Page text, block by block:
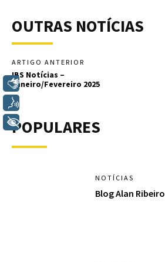
OUTRAS NOTÍCIAS
ARTIGO ANTERIOR
IBS Notícias –
Janeiro/Fevereiro 2025
POPULARES
NOTÍCIAS
Blog Alan Ribeiro
Libras
+ Acessibilidade